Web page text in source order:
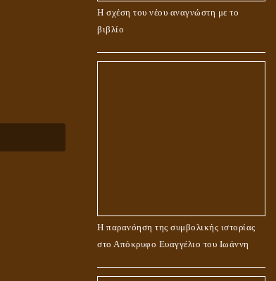
Η σχέση του νέου αναγνώστη με το
βιβλίο
Η παρανόηση της συμβολικής ιστορίας
στο Απόκρυφο Ευαγγέλιο του Ιωάννη